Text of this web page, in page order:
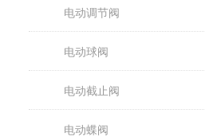
电动调节阀
电动球阀
电动截止阀
电动蝶阀